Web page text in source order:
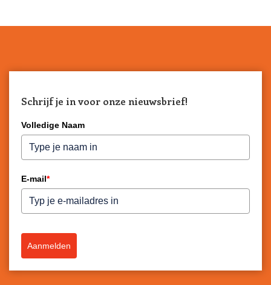
Schrijf je in voor onze nieuwsbrief!
Volledige Naam
E-mail*
Aanmelden